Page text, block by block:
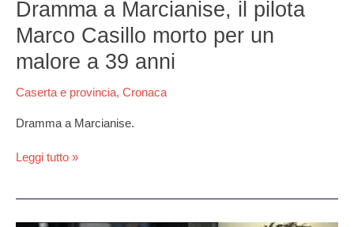
Dramma a Marcianise, il pilota
Marco Casillo morto per un
malore a 39 anni
Caserta e provincia, Cronaca
Dramma a Marcianise.
Marcianise,
Marco
Casillo
per
malore
anni
Leggi tutto »